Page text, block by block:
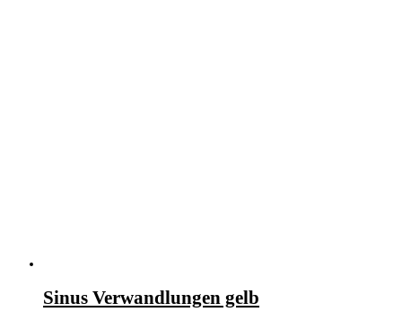
Sinus Verwandlungen gelb